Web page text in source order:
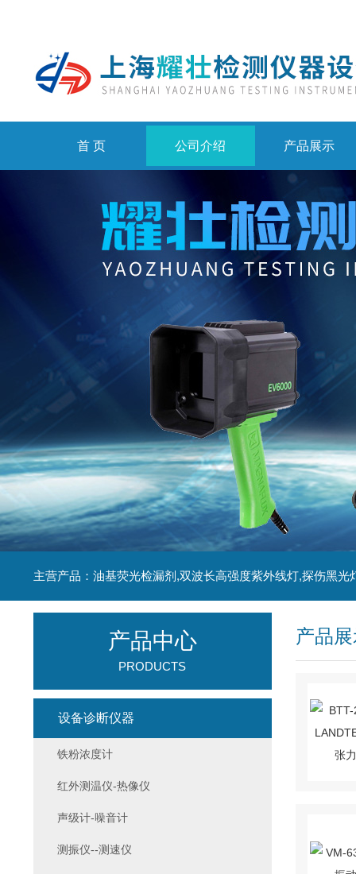
首 页 公司介绍 产品展示
主营产品：油基荧光检漏剂,双波长高强度紫外线灯,探伤黑光
产品
产品中心
PRODUCTS
设备诊断仪器
铁粉浓度计
红外测温仪-热像仪
声级计-噪音计
测振仪--测速仪